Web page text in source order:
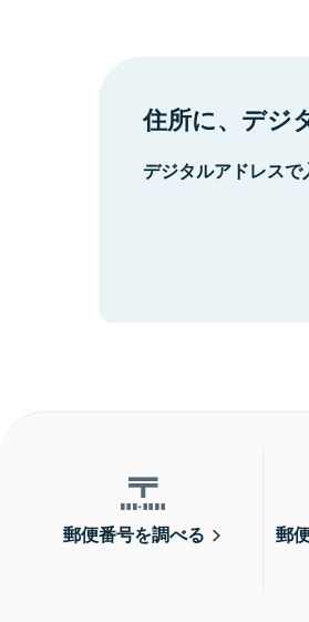
住所に、デジ
デジタルアドレスで
郵便番号を調べる
郵